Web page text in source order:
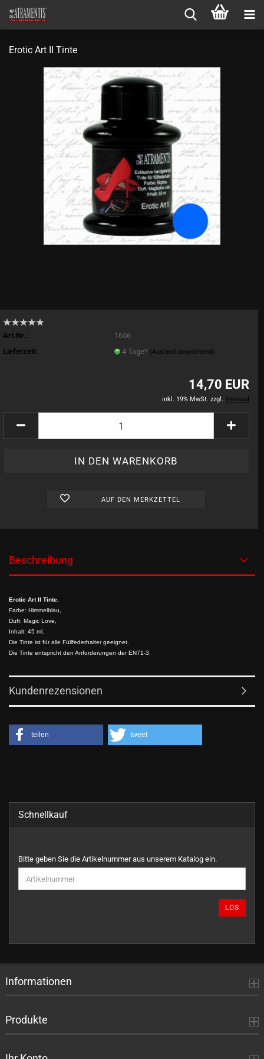
Erotic Art II Tinte
Art.Nr.:
1656
Lieferzeit:
4 Tage* (Ausland abweichend)
14,70 EUR
inkl. 19% MwSt. zzgl. Versand
AUF DEN MERKZETTEL
Beschreibung
Erotic Art II Tinte.
Farbe: Himmelblau,
Duft: Magic Love,
Inhalt: 45 ml.
Die Tinte ist für alle Füllfederhalter geeignet.
Die Tinte entspricht den Anforderungen der EN71-3.
Kundenrezensionen
teilen tweet
Schnellkauf
BITTE
GEBEN
SIE
DIE
EIN.
Bitte geben Sie die Artikelnummer aus unserem Katalog ein.
LOS
Informationen
Produkte